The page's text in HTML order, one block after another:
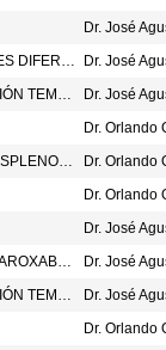
Dr. José
EFECTIVIDAD CLÍNICA Y BACTERIOLÓGICA DE TRES DIFERENTES REGÍMENES CORTOS DE ANTIBIÓTICOS Y UNA DOSIS ÚNICA DE FOSFOMICINA PARA LAS INFECCIONES NO COMPLICADAS DEL TRACTO URINARIO INFERIOR (SCOUT): UN ENSAYO CLÍNICO PRAGMÁTICO, MULTICÉNTRICO, ABIERTO Y ALEATORIZADO. LANCET 2026;407:1603-13.
Dr. José
LAS ESTRATEGIAS DE CRIBADO PARA LA DETECCIÓN TEMPRANA DEL CÁNCER COLORRECTAL
Dr. José
Dr. Orlando
MUJER DE 31 AÑOS CON ADENOPATÍAS, HEPATOESPLENOMEGALIA E HIPOGLOBULINEMIA
Dr. Orlando
Dr. Orlando
Dr. José
EL RIESGO DE SANGRADO CON APIXABÁN VS RIVAROXABÁN EN EL TROMBOEMBOLISMO VENOSO AGUDO. N ENG J MED 2026;394:1051-60.
Dr. José
LAS ESTRATEGIAS DE CRIBADO PARA LA DETECCIÓN TEMPRANA DEL CÁNCER COLORRECTAL
Dr. José
Dr. Orlando